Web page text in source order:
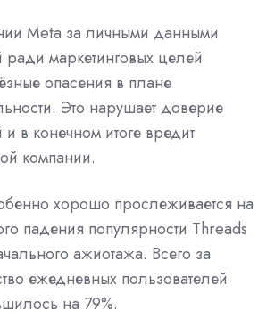
Meta за личными данными
ради маркетинговых целей
опасения в плане
Это нарушает доверие
и в конечном итоге вредит
компании.
хорошо прослеживается на
падения популярности Threads
ажиотажа. Всего за
ежедневных пользователей
на 79%.